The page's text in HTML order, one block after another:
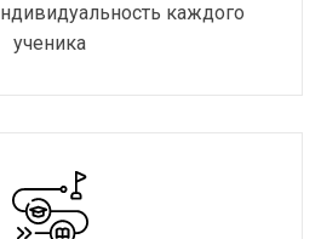
каждого
ученика